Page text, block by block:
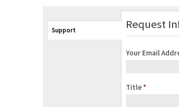
Support Request
Your Email
Title *